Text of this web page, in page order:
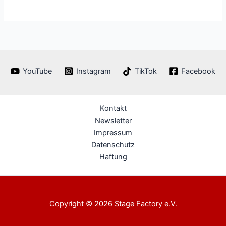
YouTube Instagram TikTok Facebook
Kontakt
Newsletter
Impressum
Datenschutz
Haftung
Copyright © 2026 Stage Factory e.V.